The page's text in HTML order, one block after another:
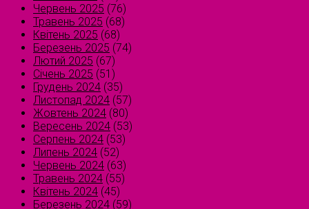
Червень 2025 (76)
Травень 2025 (68)
Квітень 2025 (68)
Березень 2025 (74)
Лютий 2025 (67)
Січень 2025 (51)
Грудень 2024 (35)
Листопад 2024 (57)
Жовтень 2024 (80)
Вересень 2024 (53)
Серпень 2024 (53)
Липень 2024 (52)
Червень 2024 (63)
Травень 2024 (55)
Квітень 2024 (45)
Березень 2024 (59)